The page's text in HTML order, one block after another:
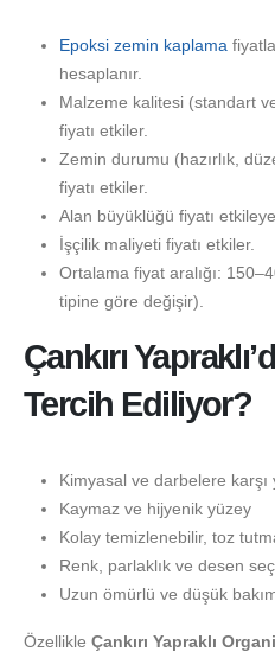
Epoksi zemin kaplama
hesaplanır.
Malzeme kalitesi (standart
fiyatı etkiler.
Zemin durumu (hazırlık,
fiyatı etkiler.
Alan büyüklüğü fiyatı
İşçilik maliyeti fiyatı etkiler.
Ortalama fiyat aralığı:
tipine göre değişir).
Çankırı
Tercih Ediliyor?
Kimyasal ve darbelere karşı
Kaymaz ve hijyenik yüzey
Kolay temizlenebilir, toz
Renk, parlaklık ve desen
Uzun ömürlü ve düşük
Özellikle Çankırı Yapraklı